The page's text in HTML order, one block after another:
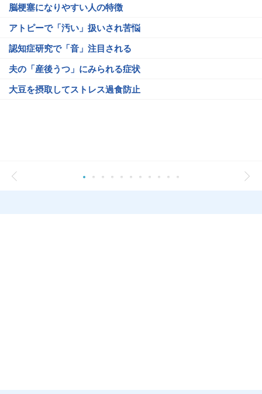
脳梗塞になりやすい人の特徴
アトピーで「汚い」扱いされ苦悩
認知症研究で「音」注目される
夫の「産後うつ」にみられる症状
大豆を摂取してストレス過食防止